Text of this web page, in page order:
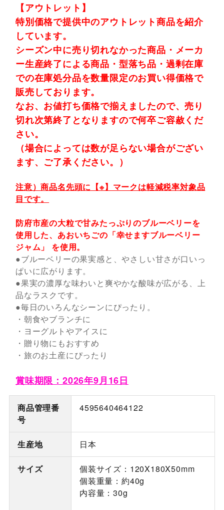
【アウトレット】
特別価格で提供中のアウトレット商品を紹介
しています。
シーズン中に売り切れなかった商品・メーカ
ー生産終了による商品・型落ち品・過剰在庫
での在庫処分品を数量限定のお買い得価格で
販売しております。
なお、お値打ち価格で揃えましたので、売り
切れ次第終了となりますので何卒ご容赦くだ
さい。
（場合によっては数が足らない場合がござい
ます、ご了承ください。）
注意）商品名先頭に【※】マークは軽減税率対象品
目です。
防府市産の大粒で甘みたっぷりのブルーベリーを
使用した、あおいちごの「幸せますブルーベリー
ジャム」 を使用。
●ブルーベリーの果実感と、やさしい甘さが口いっ
ぱいに広がります。
●果実の濃厚な味わいと爽やかな酸味が広がる、上
品なラスクです。
●毎日のいろんなシーンにぴったり。
・朝食やブランチに
・ヨーグルトやアイスに
・贈り物にもおすすめ
・旅のお土産にぴったり
賞味期限：2026年9月16日
商品管理番
号
4595640464122
生産地 日本
サイズ
個装サイズ：120X180X50mm
個装重量：約40g
内容量：30g